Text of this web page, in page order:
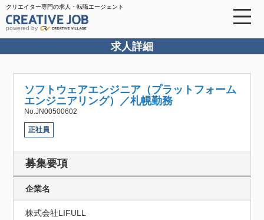
クリエイター専門の求人・転職エージェント
powered by
求人詳細
ソフトウェアエンジニア（プラットフォーム
エンジニアリング）／札幌勤務
No.JN00500602
正社員
募集要項
企業名
株式会社LIFULL